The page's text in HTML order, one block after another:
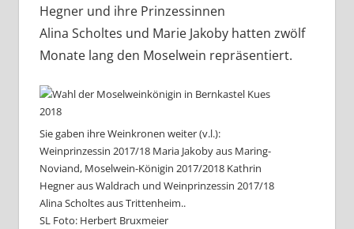
Hegner und ihre Prinzessinnen
Alina Scholtes und Marie Jakoby hatten zwölf
Monate lang den Moselwein repräsentiert.
Sie gaben ihre Weinkronen weiter (v.l.):
Weinprinzessin 2017/18 Maria Jakoby aus Maring-
Noviand, Moselwein-Königin 2017/2018 Kathrin
Hegner aus Waldrach und Weinprinzessin 2017/18
Alina Scholtes aus Trittenheim..
SL Foto: Herbert Bruxmeier